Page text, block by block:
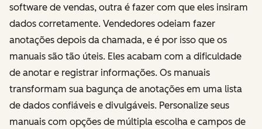
software de vendas, outra é fazer com que eles insiram
dados corretamente. Vendedores odeiam fazer
anotações depois da chamada, e é por isso que os
manuais são tão úteis. Eles acabam com a dificuldade
de anotar e registrar informações. Os manuais
transformam sua bagunça de anotações em uma lista
de dados confiáveis e divulgáveis. Personalize seus
manuais com opções de múltipla escolha e campos de